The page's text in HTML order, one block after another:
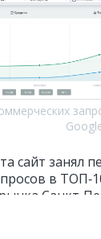
сайт занял
в